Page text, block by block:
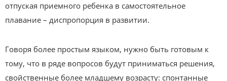
отпуская приемного ребенка в самостоятельное
плавание – диспропорция в развитии.
Говоря более простым языком, нужно быть готовым к
тому, что в ряде вопросов будут приниматься решения,
свойственные более младшему возрасту: спонтанные